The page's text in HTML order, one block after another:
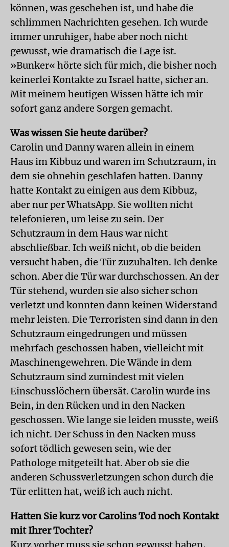
können, was geschehen ist, und habe die
schlimmen Nachrichten gesehen. Ich wurde
immer unruhiger, habe aber noch nicht
gewusst, wie dramatisch die Lage ist.
»Bunker« hörte sich für mich, die bisher noch
keinerlei Kontakte zu Israel hatte, sicher an.
Mit meinem heutigen Wissen hätte ich mir
sofort ganz andere Sorgen gemacht.
Was wissen Sie heute darüber?
Carolin und Danny waren allein in einem
Haus im Kibbuz und waren im Schutzraum, in
dem sie ohnehin geschlafen hatten. Danny
hatte Kontakt zu einigen aus dem Kibbuz,
aber nur per WhatsApp. Sie wollten nicht
telefonieren, um leise zu sein. Der
Schutzraum in dem Haus war nicht
abschließbar. Ich weiß nicht, ob die beiden
versucht haben, die Tür zuzuhalten. Ich denke
schon. Aber die Tür war durchschossen. An der
Tür stehend, wurden sie also sicher schon
verletzt und konnten dann keinen Widerstand
mehr leisten. Die Terroristen sind dann in den
Schutzraum eingedrungen und müssen
mehrfach geschossen haben, vielleicht mit
Maschinengewehren. Die Wände in dem
Schutzraum sind zumindest mit vielen
Einschusslöchern übersät. Carolin wurde ins
Bein, in den Rücken und in den Nacken
geschossen. Wie lange sie leiden musste, weiß
ich nicht. Der Schuss in den Nacken muss
sofort tödlich gewesen sein, wie der
Pathologe mitgeteilt hat. Aber ob sie die
anderen Schussverletzungen schon durch die
Tür erlitten hat, weiß ich auch nicht.
Hatten Sie kurz vor Carolins Tod noch Kontakt
mit Ihrer Tochter?
Kurz vorher muss sie schon gewusst haben,